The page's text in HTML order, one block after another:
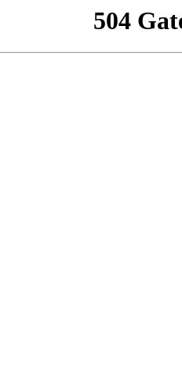
504